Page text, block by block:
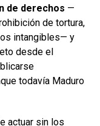
de derechos —
de tortura,
intangibles— y
desde el
todavía Maduro
actuar sin los